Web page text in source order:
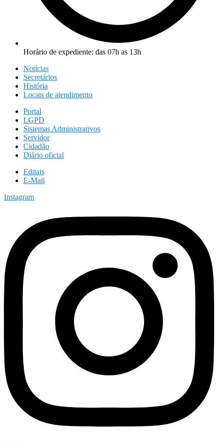
Horário de expediente: das 07h as 13h
Notícias
Secretários
História
Locais de atendimento
Portal
LGPD
Sistemas Administrativos
Servidor
Cidadão
Diário oficial
Editais
E-Mail
Instagram